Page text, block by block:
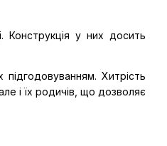
у них досить
Хитрість
і їх родичів, що дозволяє